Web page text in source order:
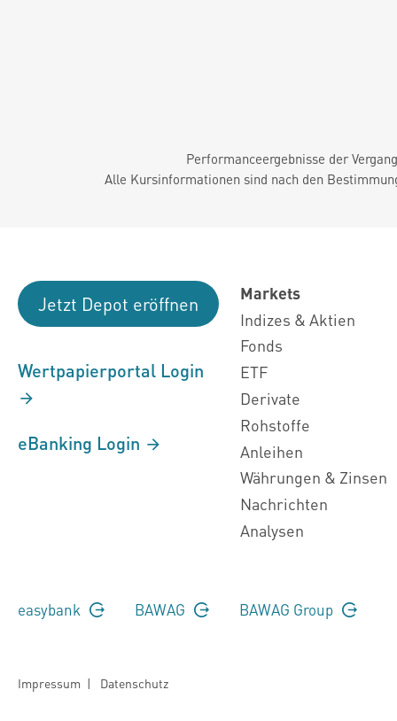
Performanceergebnisse der
Alle Kursinformationen sind nach den
Jetzt Depot eröffnen
Wertpapierportal Login
eBanking Login
Markets
Indizes & Aktien
Fonds
ETF
Derivate
Rohstoffe
Anleihen
Währungen & Zinsen
Nachrichten
Analysen
easybank BAWAG BAWAG Group
Impressum | Datenschutz